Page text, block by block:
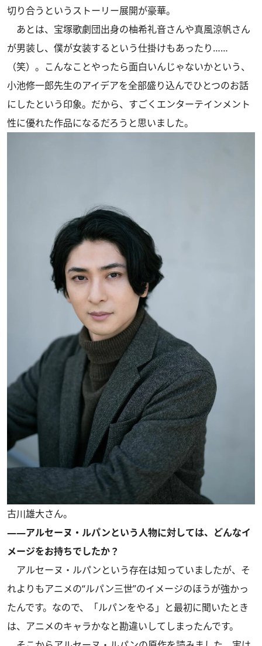
切り合うというストーリー展開が豪華。
あとは、宝塚歌劇団出身の柚希礼音さんや真風涼帆さん
が男装し、僕が女装するという仕掛けもあったり……
（笑）。こんなことやったら面白いんじゃないかという、
小池修一郎先生のアイデアを全部盛り込んでひとつのお話
にしたという印象。だから、すごくエンターテインメント
性に優れた作品になるだろうと思いました。
古川雄大さん。
――アルセーヌ・ルパンという人物に対しては、どんなイ
メージをお持ちでしたか？
アルセーヌ・ルパンという存在は知っていましたが、そ
れよりもアニメの“ルパン三世”のイメージのほうが強かっ
たんです。なので、「ルパンをやる」と最初に聞いたとき
は、アニメのキャラかなと勘違いしてしまったんです。